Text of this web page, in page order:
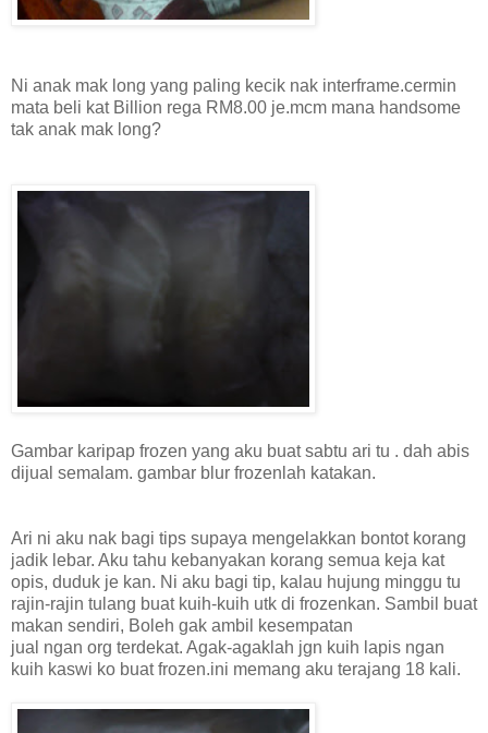
Ni anak mak long yang paling kecik nak interframe.cermin
mata beli kat Billion rega RM8.00 je.mcm mana handsome
tak anak mak long?
Gambar karipap frozen yang aku buat sabtu ari tu . dah abis
dijual semalam. gambar blur frozenlah katakan.
Ari ni aku nak bagi tips supaya mengelakkan bontot korang
jadik lebar. Aku tahu kebanyakan korang semua keja kat
opis, duduk je kan. Ni aku bagi tip, kalau hujung minggu tu
rajin-rajin tulang buat kuih-kuih utk di frozenkan. Sambil buat
makan sendiri, Boleh gak ambil kesempatan
jual ngan org terdekat. Agak-agaklah jgn kuih lapis ngan
kuih kaswi ko buat frozen.ini memang aku terajang 18 kali.